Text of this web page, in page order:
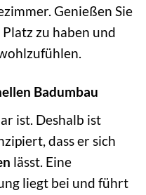
Genießen Sie
zu haben und
Badumbau
ist. Deshalb ist
dass er sich
lässt. Eine
liegt bei und führt